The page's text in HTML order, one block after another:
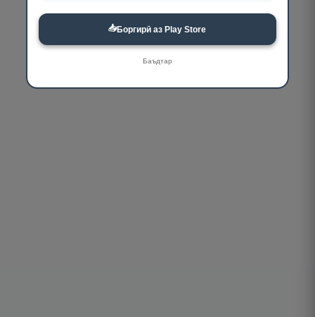
📥Боргирӣ аз Play Store
Баъдтар